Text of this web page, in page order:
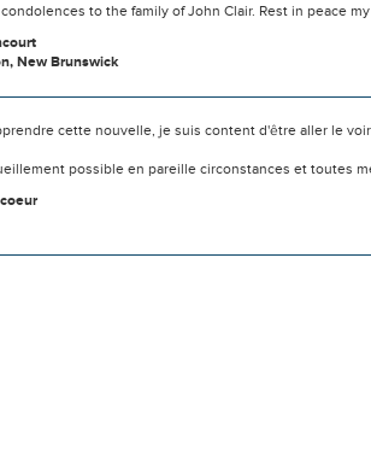
to the family of John Clair. Rest in peace
New Brunswick
cette nouvelle, je suis content d'être aller le
possible en pareille circonstances et toutes